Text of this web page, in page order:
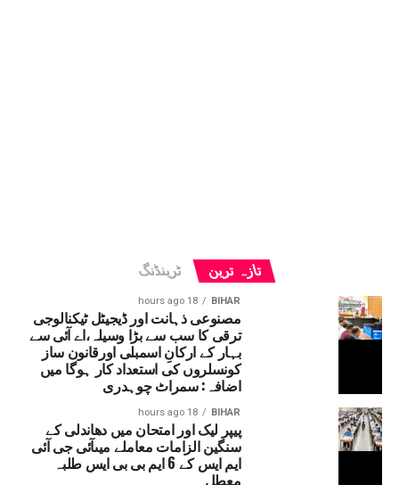
تازہ ترین ٹرینڈنگ
BIHAR
18 hours ago
مصنوعی ذہانت اور ڈیجیٹل ٹیکنالوجی
ترقی کا سب سے بڑا وسیلہ،اے آئی سے
بہار کے ارکانِ اسمبلی اورقانون ساز
کونسلروں کی استعداد کار ہوگا میں
اضافہ: سمراٹ چوہدری
BIHAR
18 hours ago
پیپر لیک اور امتحان میں دھاندلی کے
سنگین الزامات معاملے میںآئی جی آئی
ایم ایس کے 6 ایم بی بی ایس طلبہ
معطل